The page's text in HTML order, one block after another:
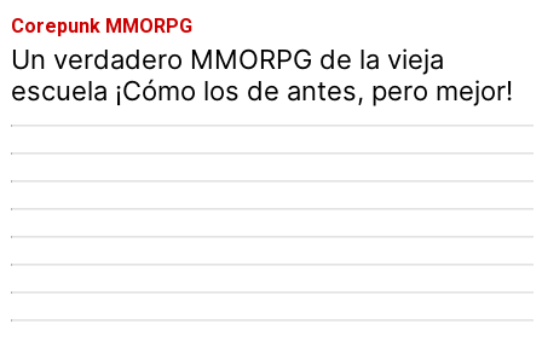
Corepunk MMORPG
Un verdadero MMORPG de la vieja
escuela ¡Cómo los de antes, pero mejor!